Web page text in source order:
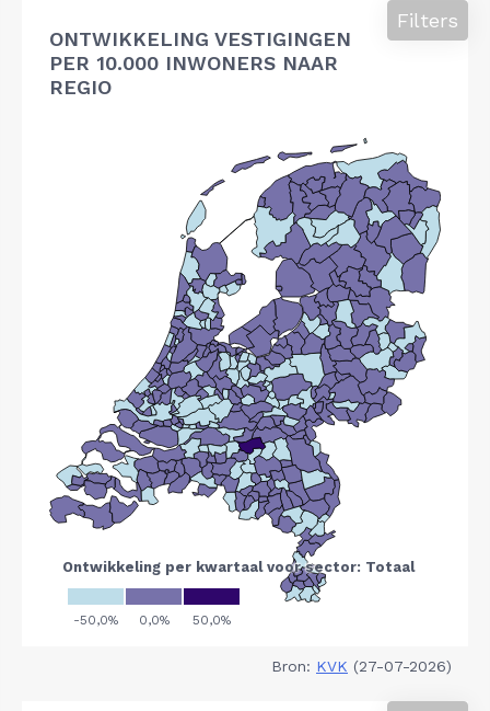
ONTWIKKELING VESTIGINGEN
PER 10.000 INWONERS NAAR
REGIO
Filters
Bron: KVK (27-07-2026)